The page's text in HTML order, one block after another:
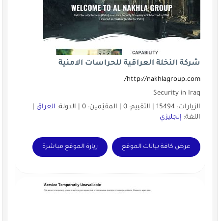
شركة النخلة العراقية للحراسات الامنية
http://nakhlagroup.com/
Security in Iraq
الزيارات: 15494 | التقييم: 0 | المقيّمين: 0 | الدولة:
العراق|
اللغة: إنجليزي
عرض كافة بيانات الموقع زيارة الموقع مباشرة